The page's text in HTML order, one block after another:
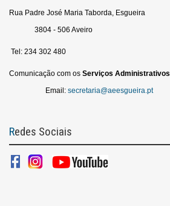
Rua Padre José Maria Taborda, Esgueira
3804 - 506 Aveiro
Tel: 234 302 480
Comunicação com os Serviços Administrativos
Email: secretaria@aeesgueira.pt
Redes Sociais